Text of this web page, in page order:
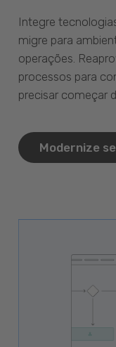
Integre
migre para
operações.
processos para
precisar começar
Modernize